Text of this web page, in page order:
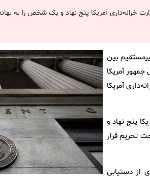
خرانه‌داری آمریکا پنج نهاد و یک شخص را به
بین
جمهور آمریکا
آمریکا
پنج نهاد و
تحریم قرار
از دستیابی